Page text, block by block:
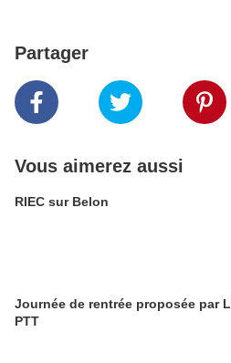
Partager
Vous aimerez aussi
RIEC sur Belon
Journée de rentrée proposée par
PTT